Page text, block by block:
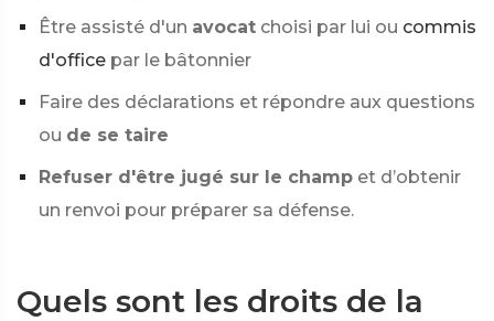
Être assisté d'un avocat choisi par lui ou commis
d'office par le bâtonnier
Faire des déclarations et répondre aux questions
ou de se taire
Refuser d'être jugé sur le champ et d’obtenir
un renvoi pour préparer sa défense.
Quels sont les droits de la